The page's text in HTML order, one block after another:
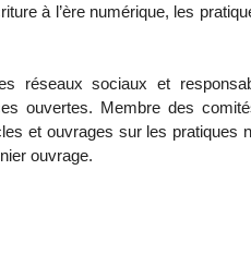
à l’ère numérique, les
réseaux sociaux et
ouvertes. Membre des
et ouvrages sur les pratiques
ouvrage.